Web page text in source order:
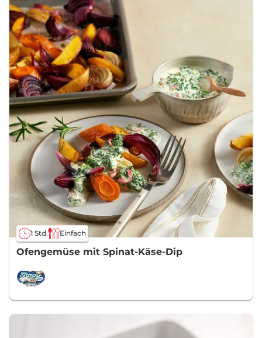
1 Std. Einfach
Ofengemüse mit Spinat-Käse-Dip